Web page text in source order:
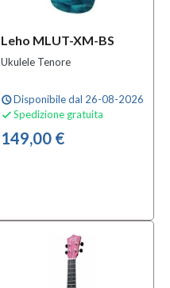
Leho MLUT-XM-BS
Ukulele Tenore
scheduleDisponibile dal 26-08-2026
 Spedizione gratuita
149,00 €